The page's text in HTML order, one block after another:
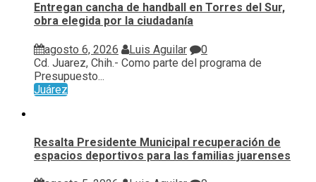
Entregan cancha de handball en Torres del Sur,
obra elegida por la ciudadanía
agosto 6, 2026 Luis Aguilar
0
Cd. Juarez, Chih.- Como parte del programa de
Presupuesto...
Juárez
Resalta Presidente Municipal recuperación de
espacios deportivos para las familias juarenses